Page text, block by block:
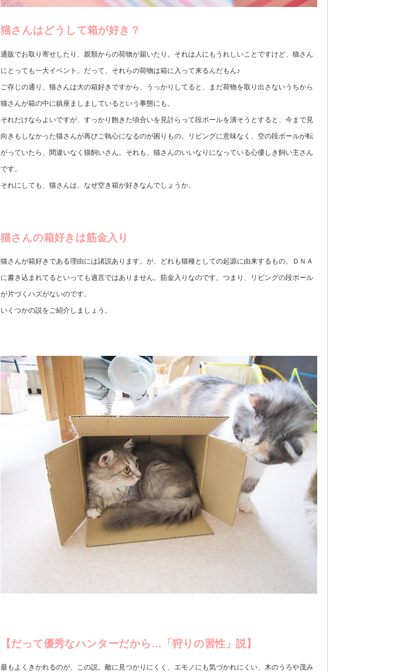
猫さんはどうして箱が好き？
通販でお取り寄せしたり、親類からの荷物が届いたり。それは人にもうれしいことですけど、猫さん
にとっても一大イベント。だって、それらの荷物は箱に入って来るんだもん♪
ご存じの通り、猫さんは大の箱好きですから、うっかりしてると、まだ荷物を取り出さないうちから
猫さんが箱の中に鎮座ましましているという事態にも。
それだけならよいですが、すっかり飽きた頃合いを見計らって段ボールを潰そうとすると、今まで見
向きもしなかった猫さんが再びご執心になるのが困りもの。リビングに意味なく、空の段ボールが転
がっていたら、間違いなく猫飼いさん。それも、猫さんのいいなりになっている心優しき飼い主さん
です。
それにしても、猫さんは、なぜ空き箱が好きなんでしょうか。
猫さんの箱好きは筋金入り
猫さんが箱好きである理由には諸説あります。が、どれも猫種としての起源に由来するもの。ＤＮＡ
に書き込まれてるといっても過言ではありません。筋金入りなのです。つまり、リビングの段ボール
が片づくハズがないのです。
いくつかの説をご紹介しましょう。
【だって優秀なハンターだから…「狩りの習性」説】
最もよくきかれるのが、この説。敵に見つかりにくく、エモノにも気づかれにくい、木のうろや茂み